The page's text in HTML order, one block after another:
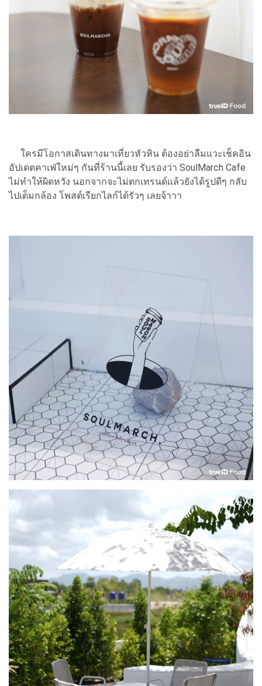
ใครมีโอกาสเดินทางมาเที่ยวหัวหิน ต้องอย่าลืมแวะเช็คอิน
อัปเดตคาเฟ่ใหม่ๆ กันที่ร้านนี้เลย รับรองว่า SoulMarch Cafe
ไม่ทำให้ผิดหวัง นอกจากจะไม่ตกเทรนด์แล้วยังได้รูปดีๆ กลับ
ไปเต็มกล้อง โพสต์เรียกไลก์ได้รัวๆ เลยจ้าาา